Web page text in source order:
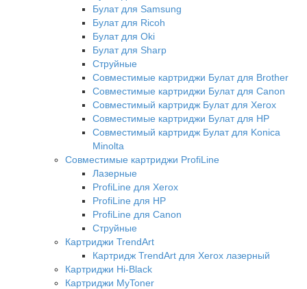
Булат для Samsung
Булат для Ricoh
Булат для Oki
Булат для Sharp
Струйные
Совместимые картриджи Булат для Brother
Совместимые картриджи Булат для Canon
Совместимый картридж Булат для Xerox
Совместимые картриджи Булат для HP
Совместимый картридж Булат для Konica
Minolta
Совместимые картриджи ProfiLine
Лазерные
ProfiLine для Xerox
ProfiLine для HP
ProfiLine для Canon
Струйные
Картриджи TrendArt
Картридж TrendArt для Xerox лазерный
Картриджи Hi-Black
Картриджи MyToner